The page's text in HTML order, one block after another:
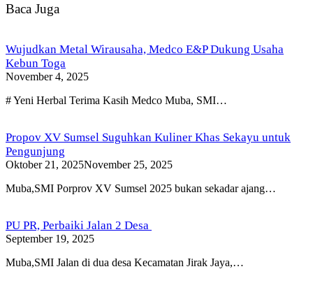
Baca Juga
Wujudkan Metal Wirausaha, Medco E&P Dukung Usaha
Kebun Toga
November 4, 2025
# Yeni Herbal Terima Kasih Medco Muba, SMI…
Propov XV Sumsel Suguhkan Kuliner Khas Sekayu untuk
Pengunjung
Oktober 21, 2025November 25, 2025
Muba,SMI Porprov XV Sumsel 2025 bukan sekadar ajang…
PU PR, Perbaiki Jalan 2 Desa
September 19, 2025
Muba,SMI Jalan di dua desa Kecamatan Jirak Jaya,…